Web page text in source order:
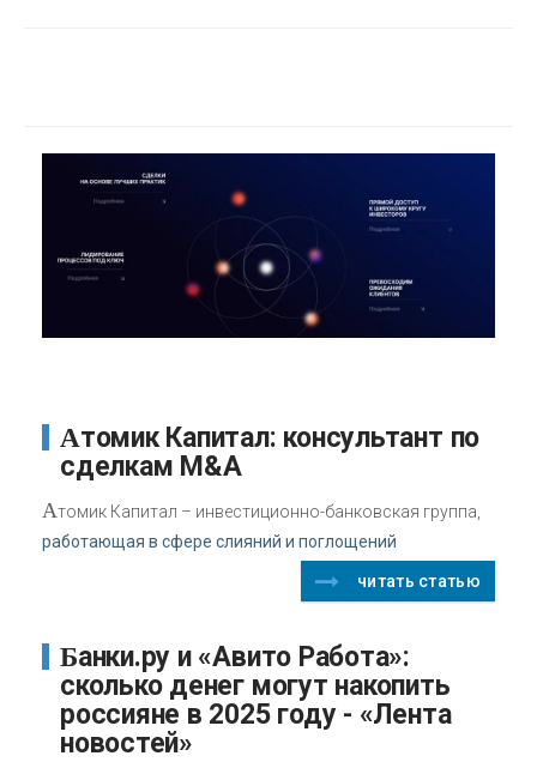
Атомик Капитал: консультант по
сделкам M&A
Атомик Капитал – инвестиционно-банковская группа,
работающая в сфере слияний и поглощений
читать статью
Банки.ру и «Авито Работа»:
сколько денег могут накопить
россияне в 2025 году - «Лента
новостей»